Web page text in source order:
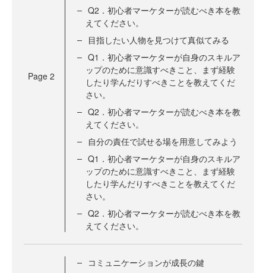
Page 2
Q2．初心者マーケターが読むべき本を教
えてください。
目指したい人物を見つけて真似てみる
Q1．初心者マーケターが自身のスキルア
ップのために意識すべきこと、まず経験
したり学んだりすべきことを教えてくだ
さい。
Q2．初心者マーケターが読むべき本を教
えてください。
自分の責任で試せる場を用意してみよう
Q1．初心者マーケターが自身のスキルア
ップのために意識すべきこと、まず経験
したり学んだりすべきことを教えてくだ
さい。
Q2．初心者マーケターが読むべき本を教
えてください。
コミュニケーションが成長の鍵